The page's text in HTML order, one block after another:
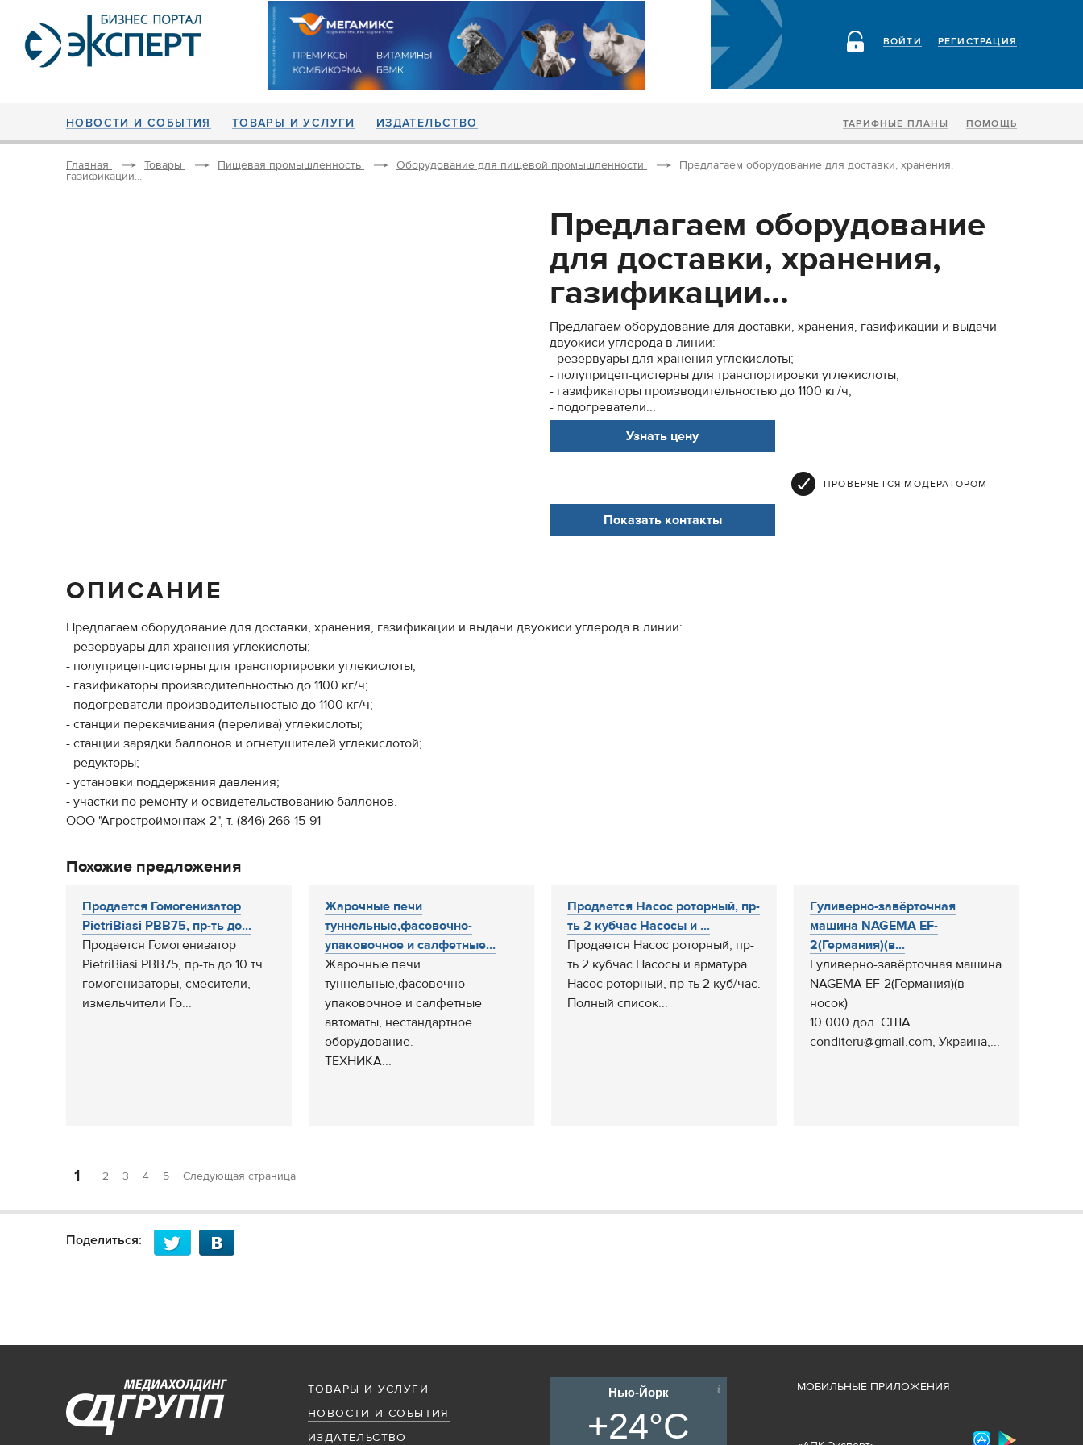
РЕГИСТРАЦИЯ
ВОЙТИ
НОВОСТИ И СОБЫТИЯ ТОВАРЫ И УСЛУГИ ИЗДАТЕЛЬСТВО ТАРИФНЫЕ ПЛАНЫ ПОМОЩЬ
Главная Товары Пищевая промышленность Оборудование для пищевой промышленности Предлагаем оборудование для доставки, хранения,
газификации...
Предлагаем оборудование
для доставки, хранения,
газификации...
Предлагаем оборудование для доставки, хранения, газификации и выдачи
двуокиси углерода в линии:
- резервуары для хранения углекислоты;
- полуприцеп-цистерны для транспортировки углекислоты;
- газификаторы производительностью до 1100 кг/ч;
- подогреватели...
Узнать цену
ПРОВЕРЯЕТСЯ МОДЕРАТОРОМ
Показать контакты
ОПИСАНИЕ
Предлагаем оборудование для доставки, хранения, газификации и выдачи двуокиси углерода в линии:
- резервуары для хранения углекислоты;
- полуприцеп-цистерны для транспортировки углекислоты;
- газификаторы производительностью до 1100 кг/ч;
- подогреватели производительностью до 1100 кг/ч;
- станции перекачивания (перелива) углекислоты;
- станции зарядки баллонов и огнетушителей углекислотой;
- редукторы;
- установки поддержания давления;
- участки по ремонту и освидетельствованию баллонов.
ООО "Агростроймонтаж-2", т. (846) 266-15-91
Похожие предложения
Продается Гомогенизатор
PietriBiasi PBB75, пр-ть до...
Продается Гомогенизатор
PietriBiasi PBB75, пр-ть до 10 тч
гомогенизаторы, смесители,
измельчители Го...
Жарочные печи
туннельные,фасовочно-
упаковочное и салфетные...
Жарочные печи
туннельные,фасовочно-
упаковочное и салфетные
автоматы, нестандартное
оборудование.
ТЕХНИКА...
Продается Насос роторный, пр-
ть 2 кубчас Насосы и ...
Продается Насос роторный, пр-
ть 2 кубчас Насосы и арматура
Насос роторный, пр-ть 2 куб/час.
Полный список...
Гуливерно-завёрточная
машина NAGEMA EF-
2(Германия)(в...
Гуливерно-завёрточная машина
NAGEMA EF-2(Германия)(в
носок)
10.000 дол. США
conditeru@gmail.com, Украина,...
1 2 3 4 5 Следующая страница
Поделиться:
ТОВАРЫ И УСЛУГИ
НОВОСТИ И СОБЫТИЯ
ИЗДАТЕЛЬСТВО
Нью-Йорк
+24°C
МОБИЛЬНЫЕ ПРИЛОЖЕНИЯ